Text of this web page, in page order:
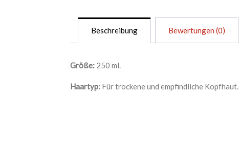
Beschreibung Bewertungen (0)
Größe: 250 ml.
Haartyp: Für trockene und empfindliche Kopfhaut.